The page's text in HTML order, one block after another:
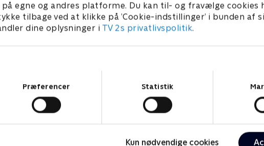
egne og andres platforme. Du kan til- og fravælge cookies
tilbage ved at klikke på ’Cookie-indstillinger’ i bunden af
dine oplysninger i TV 2s privatlivspolitik.
Præferencer Statistik
Kun nødvendige cookies
Populært Sport